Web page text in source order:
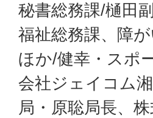
秘書総務課/樋田
福祉総務課、障
ほか/健幸・スポ
会社ジェイコム
局・原聡局長、